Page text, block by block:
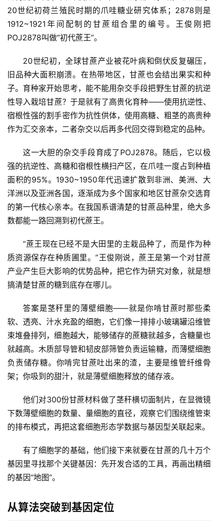
20世纪初荷兰殖民时期的爪哇糖业研究体系；2878则是
1912~1921年间配制的甘蔗组合里的编号。王俊刚把
POJ2878叫做“初代蔗王”。
20世纪初，全球甘蔗产业被花叶病和倒伏反复碾压，
旧品种大面积崩溃。在热带地区，甘蔗也会结出果实和种
子。育种家开始思考，能不能用杂交手段把野生甘蔗的抗逆
性导入栽培甘蔗？于是就有了高贵化育种——使用抗逆性、
宿根性强的割手密作为抗性供体，使用高糖、粗茎的高贵种
作为汇交亲本，二者杂交以后再多代回交得到稳定的品种。
这一大胆的杂交手段育成了POJ2878。随后，它以极
强的抗逆性、高糖和宿根性横扫产区，在爪哇一度占到种植
面积的95%。1930~1950年代迅速扩散到非洲、美洲、大
洋洲以及亚洲各国，逐渐成为多个国家和地区甘蔗杂交选育
的第一代核心亲本。在我国系谱清楚的甘蔗品种里，绝大多
数都能一路回溯到初代蔗王。
“蔗王现在已经不是大田里的主栽品种了，而是作为种
质资源保存在种质圃里。”王俊刚说，蔗王是第一个对甘蔗
产业产生巨大影响的优势品种，把它作为研究对象，就是想
搞清楚甘蔗的糖到底存在哪儿。
答案是茎秆里的薄壁细胞——就是你啃甘蔗时那些柔
软、透亮、汁水充盈的细胞，它们像一排排小玻璃罐沿维管
束堆叠排列，细胞越大，能够储存的蔗糖就越多，含糖量也
就越高。木质部导管和韧皮部筛管负责运输糖，而薄壁细胞
负责储存糖。你啃完甘蔗吐出来的渣，主要是维管纤维骨
架；你吸到的甜汁，就是薄壁细胞释放的储存液。
他们对300份甘蔗材料做了茎秆横切面制片，在显微镜
下数薄壁细胞的数量、量细胞的直径，观察它们围绕维管束
的排布模式，再把这套细胞形态学数据与基因型关联起来。
有了细胞学的基础，他们接下来就要在甘蔗的几十万个
基因里寻找那个关键基因：先开发合适的工具，再画出精细
的基因“地图”。
从算法突破到基因定位